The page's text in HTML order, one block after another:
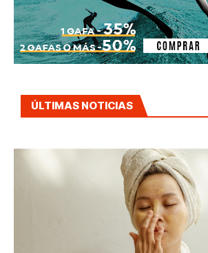
ÚLTIMAS NOTICIAS